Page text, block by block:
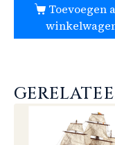
Toevoegen